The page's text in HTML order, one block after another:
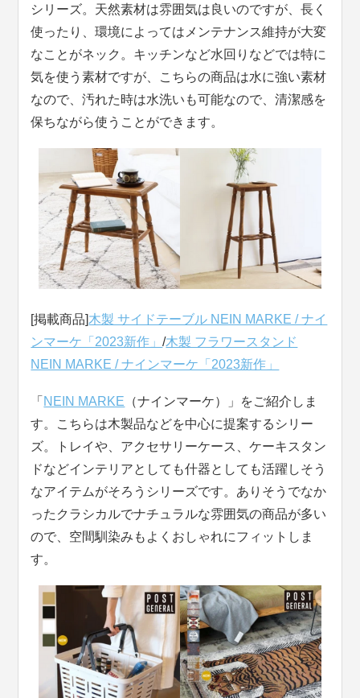
シリーズ。天然素材は雰囲気は良いのですが、長く
使ったり、環境によってはメンテナンス維持が大変
なことがネック。キッチンなど水回りなどでは特に
気を使う素材ですが、こちらの商品は水に強い素材
なので、汚れた時は水洗いも可能なので、清潔感を
保ちながら使うことができます。
[掲載商品]木製 サイドテーブル NEIN MARKE / ナイ
ンマーケ「2023新作」/木製 フラワースタンド
NEIN MARKE / ナインマーケ「2023新作」
「 NEIN MARKE （ナインマーケ）」をご紹介しま
す。こちらは木製品などを中心に提案するシリー
ズ。トレイや、アクセサリーケース、ケーキスタン
ドなどインテリアとしても什器としても活躍しそう
なアイテムがそろうシリーズです。ありそうでなか
ったクラシカルでナチュラルな雰囲気の商品が多い
ので、空間馴染みもよくおしゃれにフィットしま
す。